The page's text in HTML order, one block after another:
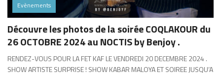
Evènements
Découvre les photos de la soirée COQLAKOUR du
26 OCTOBRE 2024 au NOCTIS by Benjoy .
RENDEZ-VOUS POUR LA FET KAF LE VENDREDI 20 DECEMBRE 2024 .
SHOW ARTISTE SURPRISE ! SHOW KABAR MALOYA ET SOIREE JUSQU’A